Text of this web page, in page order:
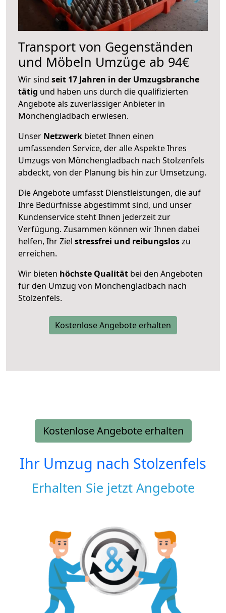
Transport von Gegenständen
und Möbeln Umzüge ab 94€
Wir sind seit 17 Jahren in der Umzugsbranche
tätig und haben uns durch die qualifizierten
Angebote als zuverlässiger Anbieter in
Mönchengladbach erwiesen.
Unser Netzwerk bietet Ihnen einen
umfassenden Service, der alle Aspekte Ihres
Umzugs von Mönchengladbach nach Stolzenfels
abdeckt, von der Planung bis hin zur Umsetzung.
Die Angebote umfasst Dienstleistungen, die auf
Ihre Bedürfnisse abgestimmt sind, und unser
Kundenservice steht Ihnen jederzeit zur
Verfügung. Zusammen können wir Ihnen dabei
helfen, Ihr Ziel stressfrei und reibungsloszu
erreichen.
Wir bieten höchste Qualität bei den Angeboten
für den Umzug von Mönchengladbach nach
Stolzenfels.
Kostenlose Angebote erhalten
Kostenlose Angebote erhalten
Ihr Umzug nach Stolzenfels
Erhalten Sie jetzt Angebote